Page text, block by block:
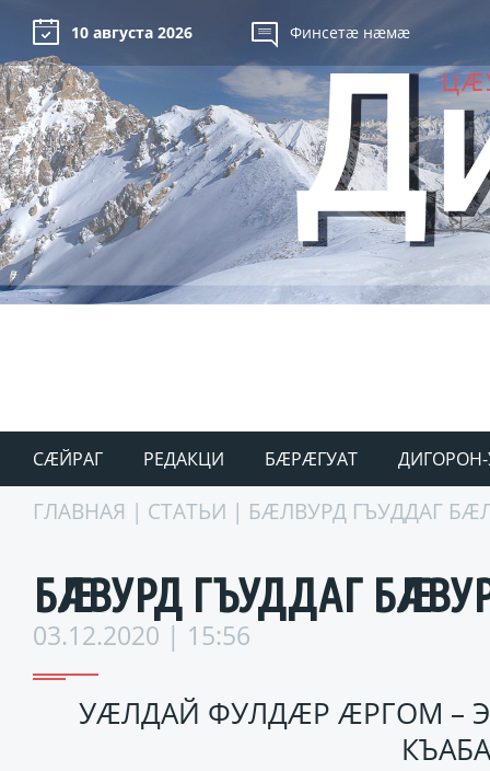
10 августа 2026 Финсетæ нæмæ
СÆЙРАГ РЕДАКЦИ БÆРÆГУАТ ДИГОРОН-
ГЛАВНАЯ | СТАТЬИ | БӔЛВУРД ГЪУДДАГ
БӔЛВУРД ГЪУДДАГ
03.12.2020 | 15:56
УӔЛДАЙ ФУЛДӔР ӔРГОМ –